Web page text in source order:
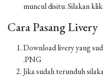
muncul disitu. Silakan
Cara Pasang Livery
Download livery yang
.PNG
Jika sudah terunduh